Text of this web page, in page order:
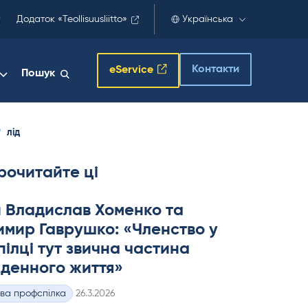
Додаток «Teollisuusliitto» Українська
Пошук eService Контакти
лід
ці
Владислав Хоменко та
Гаврушко: «Членство у
тут звична частина
життя»
профспілка Kirjoitettu
26.3.2026